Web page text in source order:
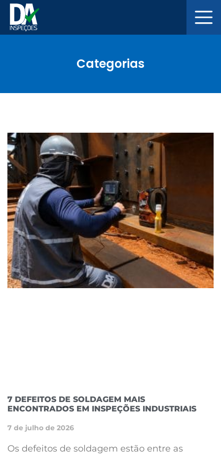
Categorias
7 DEFEITOS DE SOLDAGEM MAIS
ENCONTRADOS EM INSPEÇÕES INDUSTRIAIS
7 de julho de 2026
Os defeitos de soldagem estão entre as